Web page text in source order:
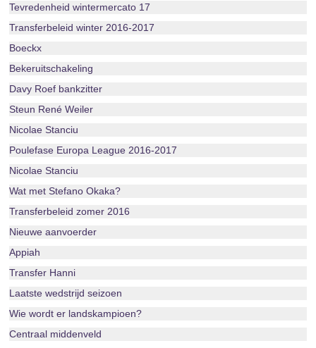
Tevredenheid wintermercato 17
Transferbeleid winter 2016-2017
Boeckx
Bekeruitschakeling
Davy Roef bankzitter
Steun René Weiler
Nicolae Stanciu
Poulefase Europa League 2016-2017
Nicolae Stanciu
Wat met Stefano Okaka?
Transferbeleid zomer 2016
Nieuwe aanvoerder
Appiah
Transfer Hanni
Laatste wedstrijd seizoen
Wie wordt er landskampioen?
Centraal middenveld